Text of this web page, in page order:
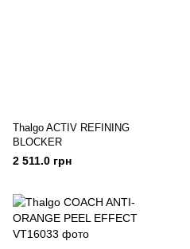
Thalgo ACTIV REFINING
BLOCKER
2 511.0 грн